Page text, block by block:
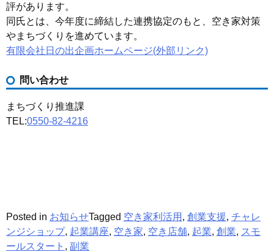
評があります。
同氏とは、今年度に締結した連携協定のもと、空き家対策
やまちづくりを進めています。
有限会社日の出企画ホームページ(外部リンク)
問い合わせ
まちづくり推進課
TEL:0550-82-4216
Posted in お知らせTagged 空き家利活用 , 創業支援, チャレ
ンジショップ, 起業講座, 空き家, 空き店舗, 起業, 創業, スモ
ールスタート , 副業